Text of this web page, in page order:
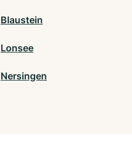
Blaustein
Lonsee
Nersingen